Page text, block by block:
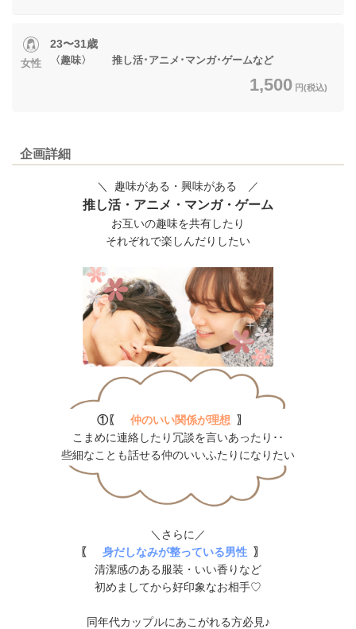
女性
23〜31歳
〈趣味〉 推し活･アニメ･マンガ･ゲームなど
1,500 円(税込)
企画詳細
＼ 趣味がある・興味がある ／
推し活・アニメ・マンガ・ゲーム
お互いの趣味を共有したり
それぞれで楽しんだりしたい
①〖 仲のいい関係が理想 〗
こまめに連絡したり冗談を言いあったり･･
些細なことも話せる仲のいいふたりになりたい
＼さらに／
〖 身だしなみが整っている男性 〗
清潔感のある服装・いい香りなど
初めましてから好印象なお相手♡
同年代カップルにあこがれる方必見♪